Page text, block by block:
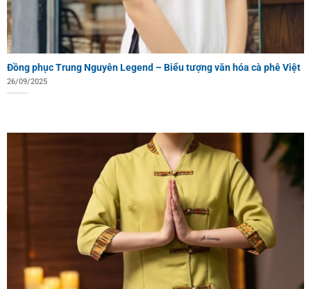
Đồng phục Trung Nguyên Legend – Biểu tượng văn hóa cà phê Việt
26/09/2025